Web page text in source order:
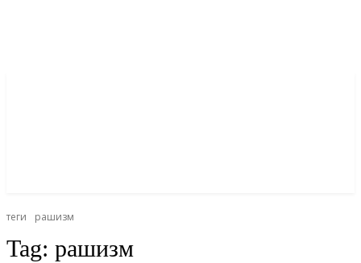
теги рашизм
Tag: рашизм